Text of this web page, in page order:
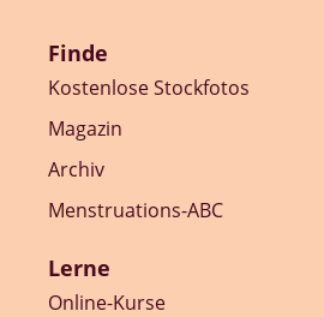
Finde
Kostenlose Stockfotos
Magazin
Archiv
Menstruations-ABC
Lerne
Online-Kurse